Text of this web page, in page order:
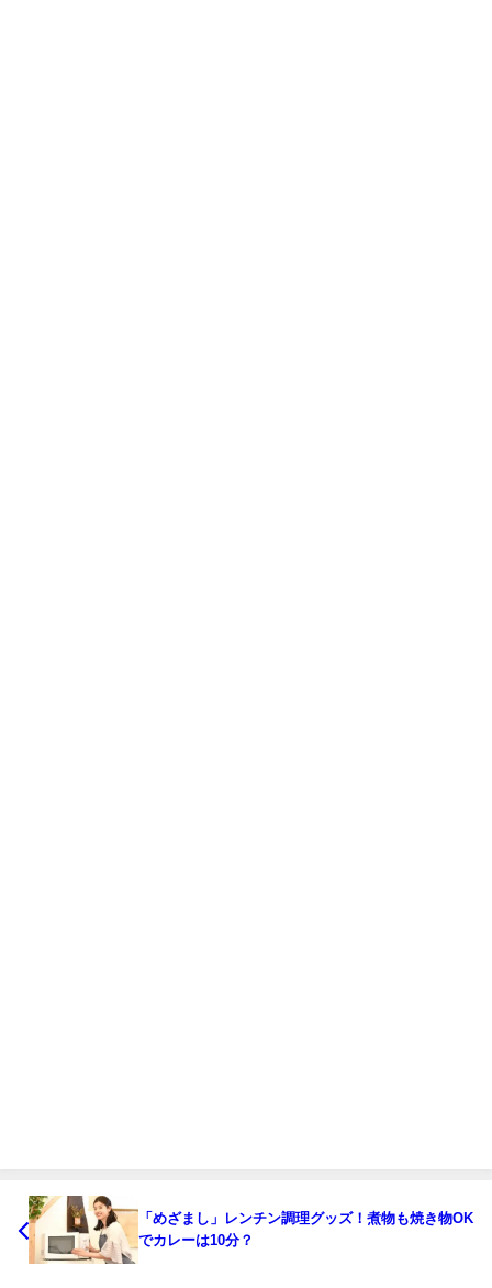
「めざまし」レンチン調理グッズ！煮物も焼き物OK
でカレーは10分？